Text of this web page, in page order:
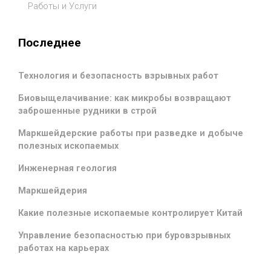
Работы и Услуги
Последнее
Технология и безопасность взрывных работ
Биовыщелачивание: как микробы возвращают
заброшенные рудники в строй
Маркшейдерские работы при разведке и добыче
полезных ископаемых
Инженерная геология
Маркшейдерия
Какие полезные ископаемые контролирует Китай
Управление безопасностью при буровзрывных
работах на карьерах